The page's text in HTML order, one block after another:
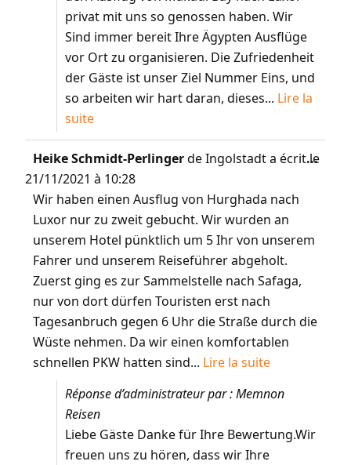
privat mit uns so genossen haben. Wir
Sind immer bereit Ihre Ägypten Ausflüge
vor Ort zu organisieren. Die Zufriedenheit
der Gäste ist unser Ziel Nummer Eins, und
so arbeiten wir hart daran, dieses... Lire la
suite
Heike Schmidt-Perlingerde Ingolstadt a écrit le
21/11/2021 à 10:28
Wir haben einen Ausflug von Hurghada nach
Luxor nur zu zweit gebucht. Wir wurden an
unserem Hotel pünktlich um 5 Ihr von unserem
Fahrer und unserem Reiseführer abgeholt.
Zuerst ging es zur Sammelstelle nach Safaga,
nur von dort dürfen Touristen erst nach
Tagesanbruch gegen 6 Uhr die Straße durch die
Wüste nehmen. Da wir einen komfortablen
schnellen PKW hatten sind... Lire la suite
Réponse d’administrateur par : Memnon
Reisen
Liebe Gäste Danke für Ihre Bewertung.Wir
freuen uns zu hören, dass wir Ihre
...